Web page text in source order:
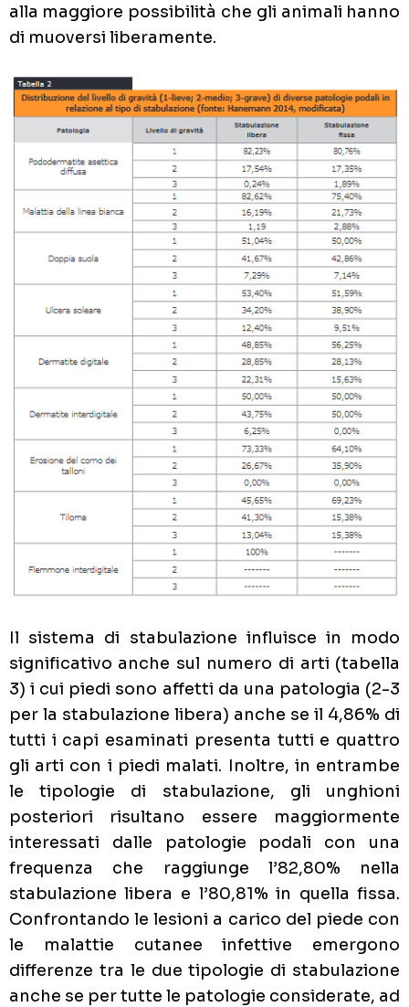
alla maggiore possibilità che gli animali hanno
di muoversi liberamente.
Il sistema di stabulazione influisce in modo
significativo anche sul numero di arti (tabella
3) i cui piedi sono affetti da una patologia (2-3
per la stabulazione libera) anche se il 4,86% di
tutti i capi esaminati presenta tutti e quattro
gli arti con i piedi malati. Inoltre, in entrambe
le tipologie di stabulazione, gli unghioni
posteriori risultano essere maggiormente
interessati dalle patologie podali con una
frequenza che raggiunge l’82,80% nella
stabulazione libera e l’80,81% in quella fissa.
Confrontando le lesioni a carico del piede con
le malattie cutanee infettive emergono
differenze tra le due tipologie di stabulazione
anche se per tutte le patologie considerate, ad